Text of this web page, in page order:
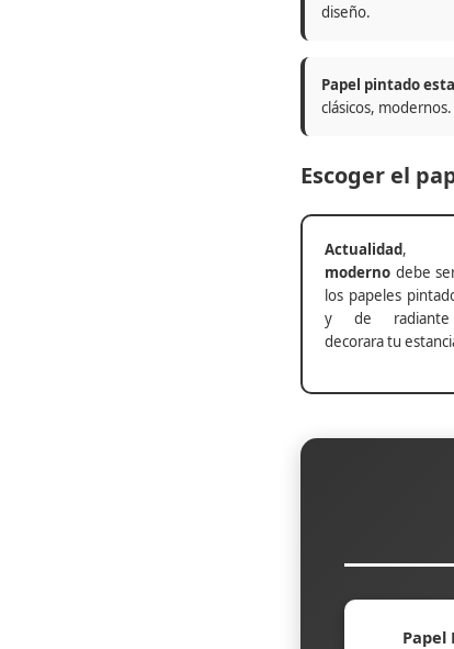
diseño.
Papel pintado
clásicos, modernos.
Escoger el
Actualidad,
moderno debe
los papeles
y de radiante
decorara tu
Papel